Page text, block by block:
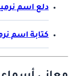
دلع اسم
كتابة اسم